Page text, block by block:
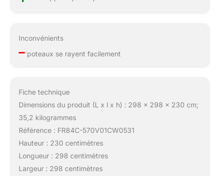
Inconvénients
–poteaux se rayent facilement
Fiche technique
Dimensions du produit (L x l x h) : 298 x 298 x 230 cm;
35,2 kilogrammes
Référence : FR84C-570V01CW0531
Hauteur : 230 centimètres
Longueur : 298 centimètres
Largeur : 298 centimètres